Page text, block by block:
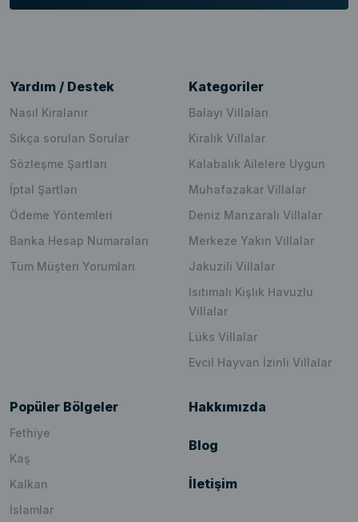
Yardım / Destek
Nasıl Kiralanır
Sıkça sorulan Sorular
Sözleşme Şartları
İptal Şartları
Ödeme Yöntemleri
Banka Hesap Numaraları
Tüm Müşteri Yorumları
Kategoriler
Balayı Villaları
Kiralık Villalar
Kalabalık Ailelere Uygun
Muhafazakar Villalar
Deniz Manzaralı Villalar
Merkeze Yakın Villalar
Jakuzili Villalar
Isıtımalı Kışlık Havuzlu
Villalar
Lüks Villalar
Evcil Hayvan İzinli Villalar
Popüler Bölgeler
Fethiye
Kaş
Kalkan
İslamlar
Hakkımızda
Blog
İletişim